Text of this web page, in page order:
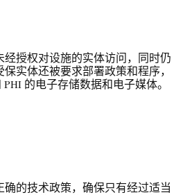
经授权对设施的实体访问，同时仍
实体还被要求部署政策和程序，
的电子存储数据和电子媒体。
的技术政策，确保只有经过适当